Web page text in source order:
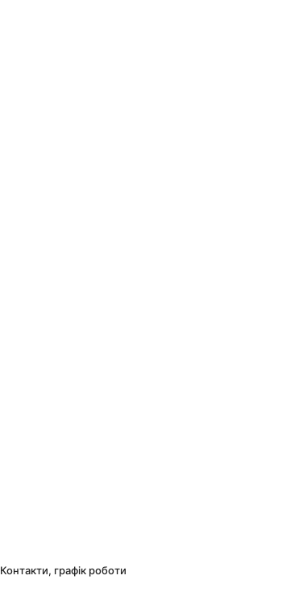
Контакти, графік роботи